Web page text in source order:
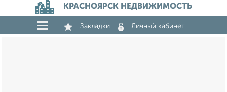
КРАСНОЯРСК НЕДВИЖИМОСТЬ
Закладки Личный кабинет